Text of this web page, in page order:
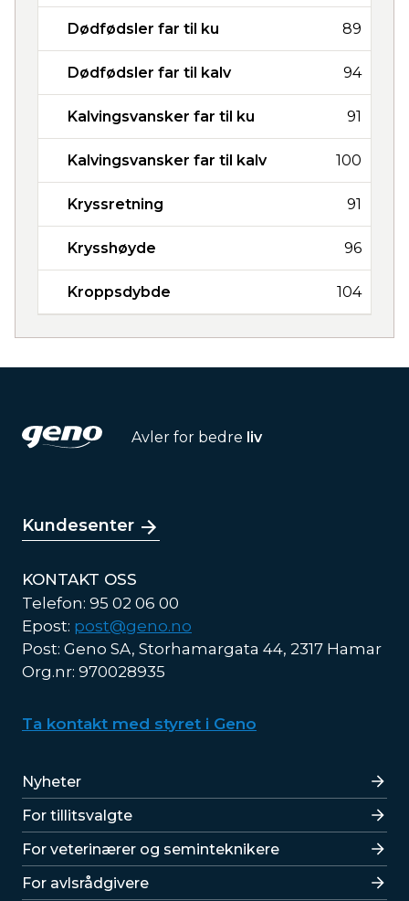
Dødfødsler far til ku 89
Dødfødsler far til kalv 94
Kalvingsvansker far til ku 91
Kalvingsvansker far til kalv 100
Kryssretning 91
Krysshøyde 96
Kroppsdybde 104
Avler for bedre liv
Kundesenter
KONTAKT OSS
Telefon: 95 02 06 00
Epost: post@geno.no
Post: Geno SA, Storhamargata 44, 2317 Hamar
Org.nr: 970028935
Ta kontakt med styret i Geno
Lenker
Nyheter
For tillitsvalgte
For veterinærer og seminteknikere
For avlsrådgivere